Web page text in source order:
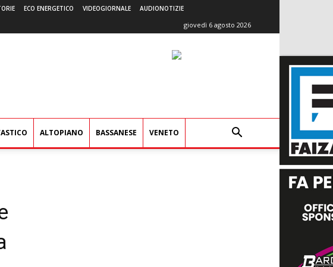
ECO ENERGETICO VIDEOGIORNALE AUDIONOTIZIE
giovedì 6 agosto 2026
ALTOPIANO BASSANESE VENETO